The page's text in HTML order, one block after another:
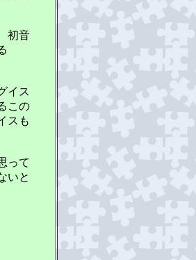
初音
イス
この
スも
って
いと